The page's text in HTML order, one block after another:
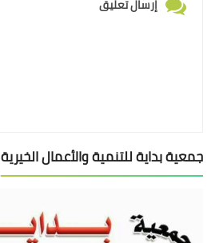
إرسال تعليق
جمعية بداية للتنمية والأعمال الخيرية